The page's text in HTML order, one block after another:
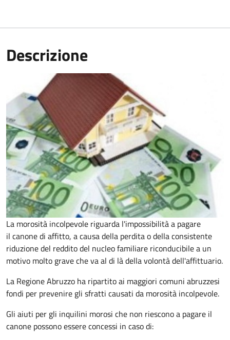
Descrizione
La morosità incolpevole riguarda l'impossibilità a pagare
il canone di affitto, a causa della perdita o della consistente
riduzione del reddito del nucleo familiare riconducibile a un
motivo molto grave che va al di là della volontà dell'affittuario.
La Regione Abruzzo ha ripartito ai maggiori comuni abruzzesi
fondi per prevenire gli sfratti causati da morosità incolpevole.
Gli aiuti per gli inquilini morosi che non riescono a pagare il
canone possono essere concessi in caso di: